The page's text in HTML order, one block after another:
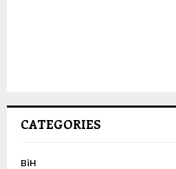
CATEGORIES
BiH